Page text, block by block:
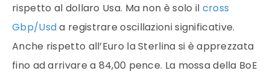
rispetto al dollaro Usa. Ma non è solo il cross
Gbp/Usda registrare oscillazioni significative.
Anche rispetto all’Euro la Sterlina si è apprezzata
fino ad arrivare a 84,00 pence. La mossa della BoE